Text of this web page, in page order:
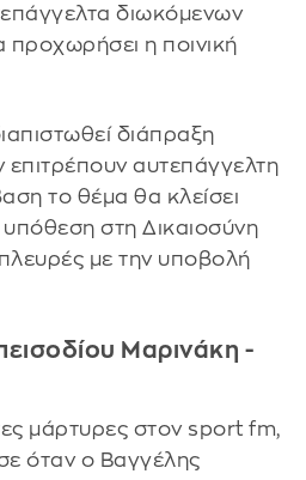
διωκόμενων
η ποινική
διάπραξη
αυτεπάγγελτη
το θέμα θα κλείσει
υπόθεση στη Δικαιοσύνη
με την υποβολή
Μαρινάκη -
μάρτυρες στον sport fm,
όταν ο Βαγγέλης